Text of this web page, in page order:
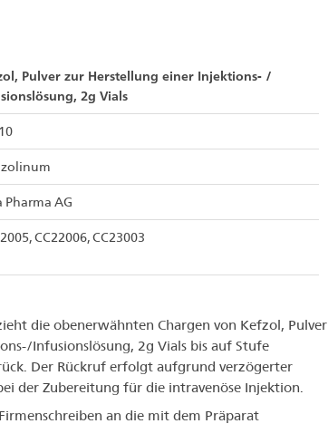
Pulver zur Herstellung einer Injektions- /
2g Vials
Pharma AG
CC22006, CC23003
die obenerwähnten Chargen von Kefzol, Pulver
Infusionslösung, 2g Vials bis auf Stufe
Der Rückruf erfolgt aufgrund verzögerter
der Zubereitung für die intravenöse Injektion.
an die mit dem Präparat